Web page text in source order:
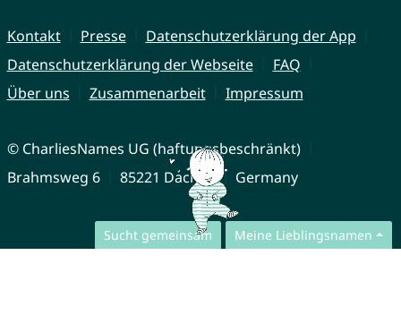
Sucht gemeinsam Meine Lieblingsnamen
Kontakt Presse
Datenschutzerklärung der App
Datenschutzerklärung der Webseite
FAQ
Über uns
Zusammenarbeit Impressum
© CharliesNames UG (haftungsbeschränkt)
Brahmsweg 6
85221 Dachau Germany